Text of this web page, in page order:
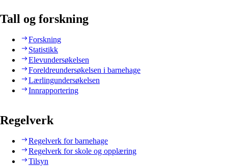
Tall og forskning
Forskning
Statistikk
Elevundersøkelsen
Foreldreundersøkelsen i barnehage
Lærlingundersøkelsen
Innrapportering
Regelverk
Regelverk for barnehage
Regelverk for skole og opplæring
Tilsyn